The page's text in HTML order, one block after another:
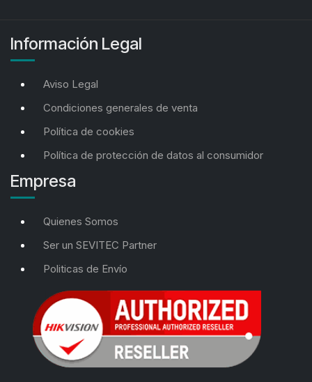
Información Legal
Aviso Legal
Condiciones generales de venta
Política de cookies
Política de protección de datos al consumidor
Empresa
Quienes Somos
Ser un SEVITEC Partner
Politicas de Envío